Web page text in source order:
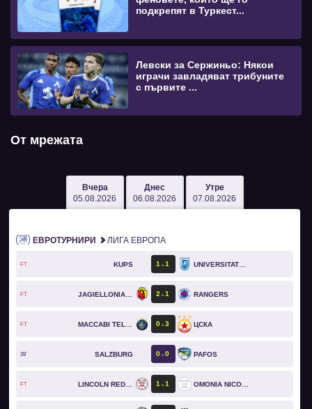
подкрепят в Туркест...
Левски за Сержиньо: Някои
играчи завладяват трибуните
с първите ...
От мрежата
Вчера
05.08.2026
Днес
06.08.2026
Утре
07.08.2026
ЕВРОТУРНИРИ ЛИГА ЕВРОПА
FT KUPS 1 1 UNIVERSITATEA CRAIOVA
FT JAGIELLONIA BIAŁYSTOK 2 1 RANGERS
FT 0 3 ЦСКА
39` SALZBURG 0 0 PAFOS
FT LINCOLN RED IMPS 1 1 OMONIA NICOSIA